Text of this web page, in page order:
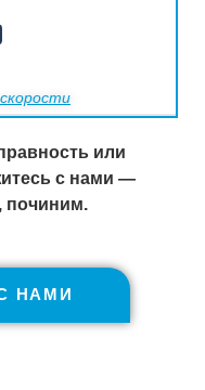
или
с нами —
починим.
НАМИ